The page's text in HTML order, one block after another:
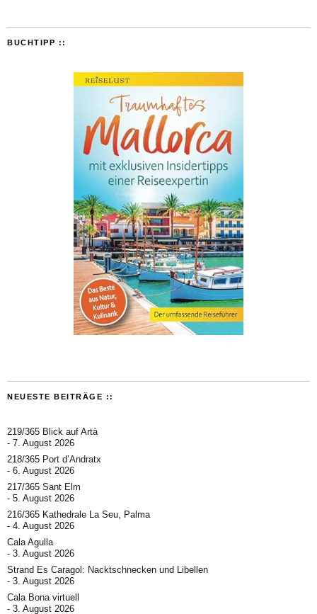
BUCHTIPP ::
NEUESTE BEITRÄGE ::
219/365 Blick auf Artà
7. August 2026
218/365 Port d’Andratx
6. August 2026
217/365 Sant Elm
5. August 2026
216/365 Kathedrale La Seu, Palma
4. August 2026
Cala Agulla
3. August 2026
Strand Es Caragol: Nacktschnecken und Libellen
3. August 2026
Cala Bona virtuell
3. August 2026